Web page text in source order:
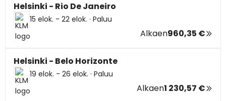
Helsinki - Rio De Janeiro
15 elok. - 22 elok. · Paluu
Alkaen960,35 €
Helsinki - Belo Horizonte
19 elok. - 26 elok. · Paluu
Alkaen1 230,57 €